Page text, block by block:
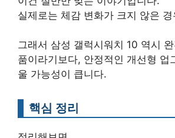
실제로는 체감 변화가 크지 않은
그래서 삼성 갤럭시워치 10 역시
품이라기보다, 안정적인 개선형 업
울 가능성이 큽니다.
핵심 정리